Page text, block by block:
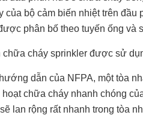
của bộ cảm biến nhiệt trên
phân bố theo tuyến ống và
cháy sprinkler được sử
dẫn của NFPA, một tòa
hoạt chữa cháy nhanh chóng
lan rộng rất nhanh trong tòa